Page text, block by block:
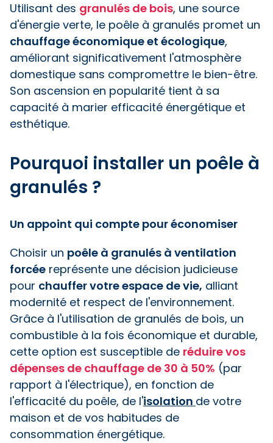
Utilisant des granulés de bois, une source
d'énergie verte, le poêle à granulés promet un
chauffage économique et écologique,
améliorant significativement l'atmosphère
domestique sans compromettre le bien-être.
Son ascension en popularité tient à sa
capacité à marier efficacité énergétique et
esthétique.
Pourquoi installer un poêle à
granulés ?
Un appoint qui compte pour économiser
Choisir un poêle à granulés à ventilation
forcée représente une décision judicieuse
pour chauffer votre espace de vie, alliant
modernité et respect de l'environnement.
Grâce à l'utilisation de granulés de bois, un
combustible à la fois économique et durable,
cette option est susceptible de réduire vos
dépenses de chauffage de 30 à 50% (par
rapport à l'électrique), en fonction de
l'efficacité du poêle, de l'isolation de votre
maison et de vos habitudes de
consommation énergétique.